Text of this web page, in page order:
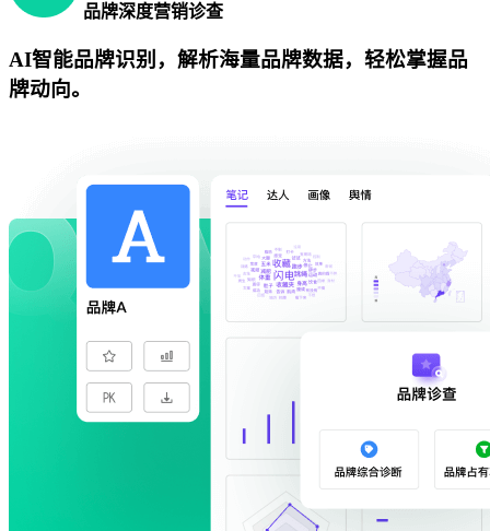
品牌深度营销诊查
AI智能品牌识别，解析海量品牌数据，轻松掌握品
牌动向。